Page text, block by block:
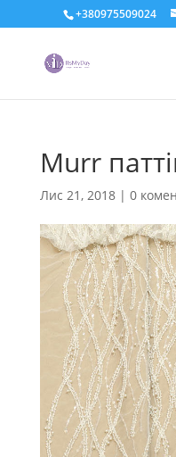
+380975509024
Murr
Лис 21, 2018| 0